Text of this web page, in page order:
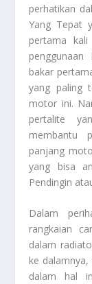
perhatikan
Yang Tepat
pertama
bakar
yang paling
motor ini.
pertalite
membantu
panjang
yang bisa
Pendingin
Dalam
rangkaian
dalam
ke
dalam hal